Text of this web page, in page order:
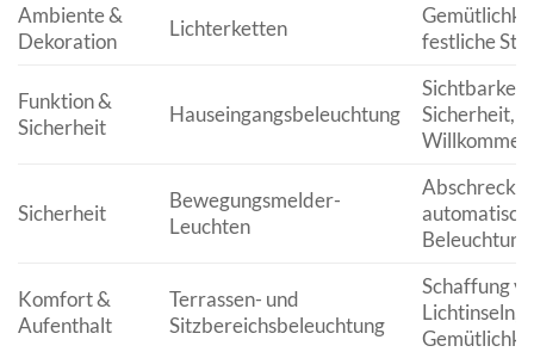
Ambiente &
Dekoration
Lichterketten
festliche
Funktion &
Sicherheit
Hauseingangsbeleuchtung
Sichtbarkeit,
Sicherheit,
Sicherheit
Bewegungsmelder-
Leuchten
Beleuchtung
Komfort &
Aufenthalt
Terrassen- und
Sitzbereichsbeleuchtung
Schaffung
Lichtinseln,